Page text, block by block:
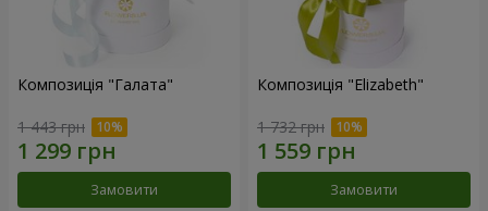
Композиція "Галата"
1 443 грн
Замовити
Композиція "Elizabeth"
1 732 грн
Замовити